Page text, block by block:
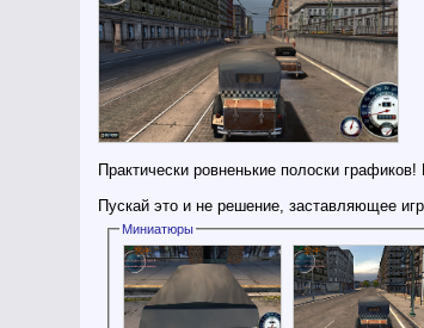
Практически ровненькие полоски
Пускай это и не решение, заставляющее
Миниатюры